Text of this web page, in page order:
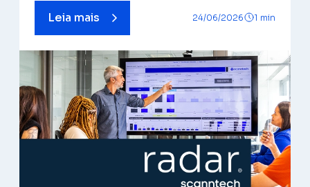
Leia mais
24/06/2026 1 min